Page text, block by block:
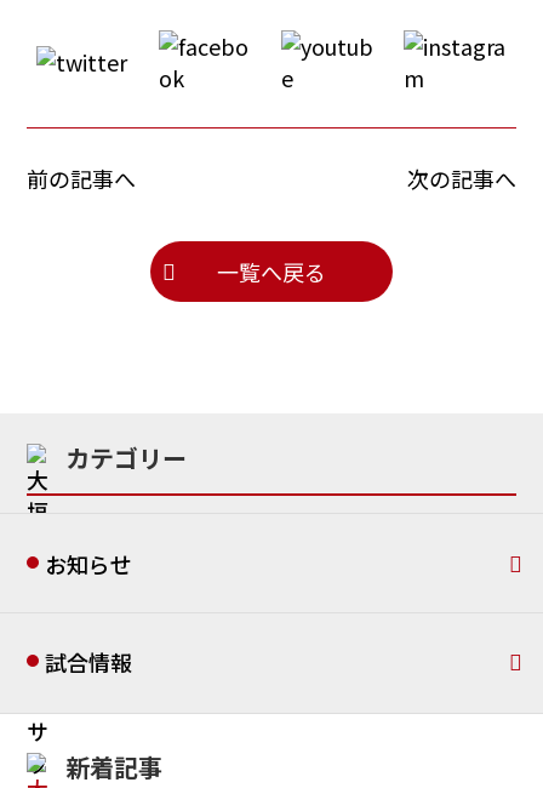
前の記事へ
一覧へ戻る
次の記事へ
カテゴリー
お知らせ
試合情報
新着記事